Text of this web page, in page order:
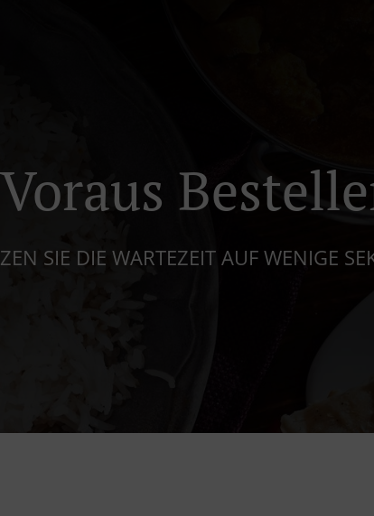
SIE DIE WARTEZEIT AUF WENIGE